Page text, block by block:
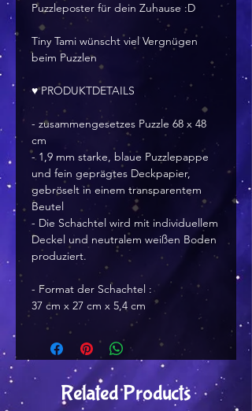
Puzzleposter für dein Zuhause :D
Tiny Tami wünscht viel Vergnügen
beim Puzzlen
♥ PRODUKTDETAILS
- zusammengesetzes Puzzle 68 x 48
cm
- 1,9 mm starke, blaue Puzzlepappe
und fein geprägtes Deckpapier,
gebröselt in einem transparentem
Beutel
- Die Schachtel wird mit individuellem
Deckel und neutralem weißen Boden
produziert.
- Format der Schachtel :
37 cm x 27 cm x 5,4 cm
Related Products